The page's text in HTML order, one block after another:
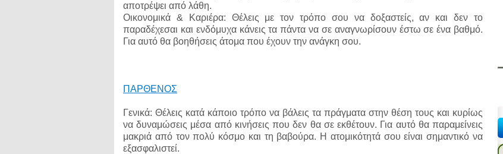
αποτρέψει από λάθη.
Οικονομικά & Καριέρα: Θέλεις με τον τρόπο σου να δοξαστείς, αν και δεν το
παραδέχεσαι και ενδόμυχα κάνεις τα πάντα να σε αναγνωρίσουν έστω σε ένα βαθμό.
Για αυτό θα βοηθήσεις άτομα που έχουν την ανάγκη σου.
ΠΑΡΘΕΝΟΣ
Γενικά: Θέλεις κατά κάποιο τρόπο να βάλεις τα πράγματα στην θέση τους και κυρίως
να δυναμώσεις μέσα από κινήσεις που δεν θα σε εκθέτουν. Για αυτό θα παραμείνεις
μακριά από τον πολύ κόσμο και τη βαβούρα. Η ατομικότητά σου είναι σημαντικό να
εξασφαλιστεί.